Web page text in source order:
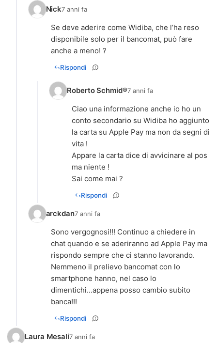
Nick7 anni fa
Se deve aderire come Widiba, che l’ha reso
disponibile solo per il bancomat, può fare
anche a meno! ?
Rispondi
Roberto Schmid®7 anni fa
Ciao una informazione anche io ho un
conto secondario su Widiba ho aggiunto
la carta su Apple Pay ma non da segni di
vita !
Appare la carta dice di avvicinare al pos
ma niente !
Sai come mai ?
Rispondi
arckdan7 anni fa
Sono vergognosi!!! Continuo a chiedere in
chat quando e se aderiranno ad Apple Pay ma
rispondo sempre che ci stanno lavorando.
Nemmeno il prelievo bancomat con lo
smartphone hanno, nel caso lo
dimentichi...appena posso cambio subito
banca!!!
Rispondi
Laura Mesali7 anni fa